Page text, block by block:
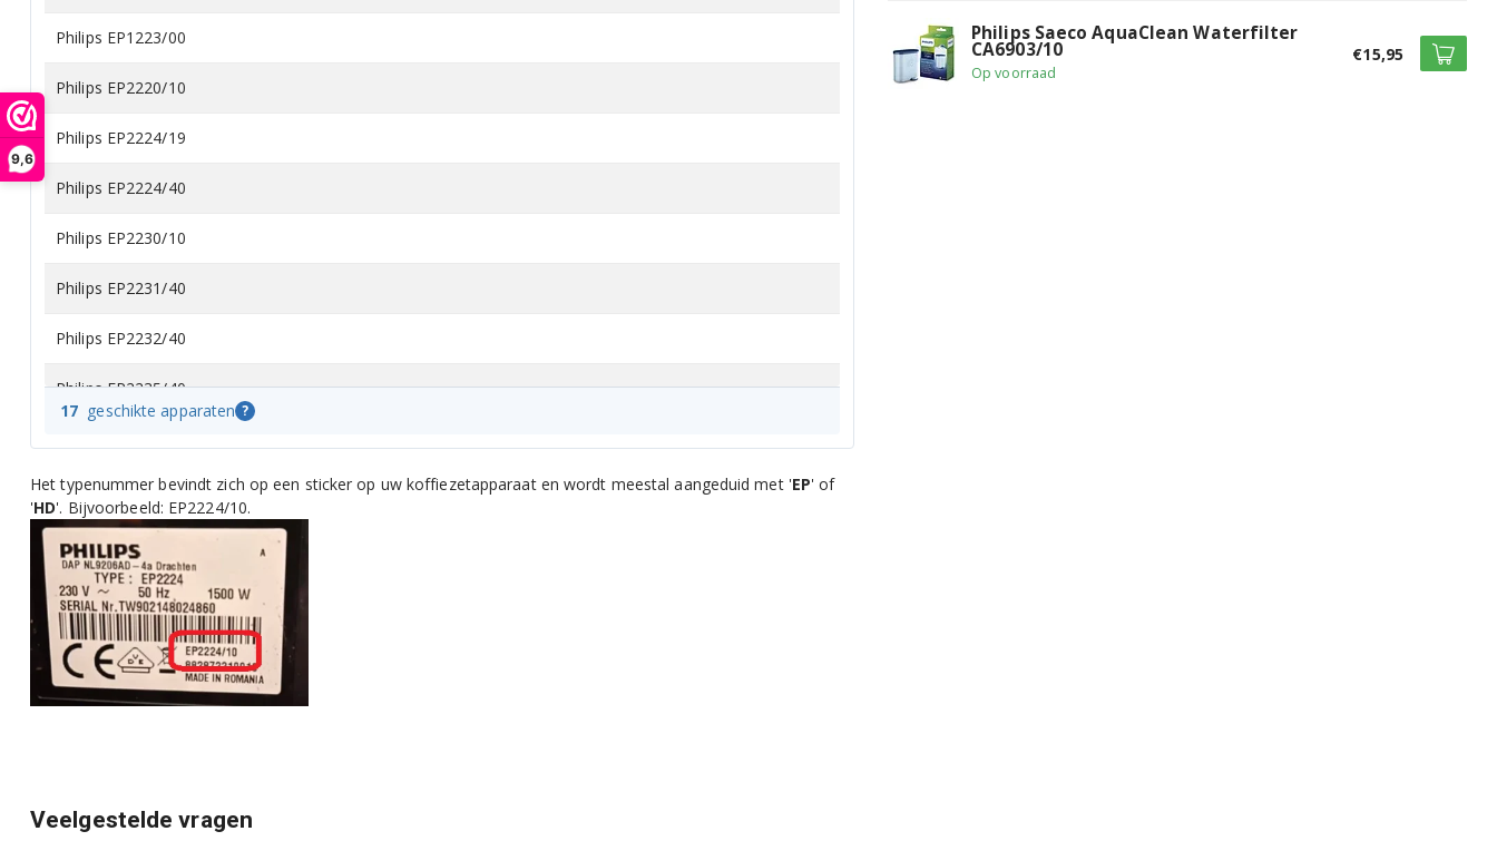
9,6
Philips EP1223/00
Philips EP2220/10
Philips EP2224/19
Philips EP2224/40
Philips EP2230/10
Philips EP2231/40
Philips EP2232/40
Philips EP2235/40
Philips EP3221/40
Philips EP3241/50
Philips EP3241/50R1
Philips EP3243/50
Philips EP3243/50R1
17 geschikte apparaten ?
Het typenummer bevindt zich op een sticker op uw koffiezetapparaat en wordt meestal aangeduid met 'EP' of
'HD'. Bijvoorbeeld: EP2224/10.
Veelgestelde vragen
Philips Saeco AquaClean Waterfilter
CA6903/10
Op voorraad
€15,95